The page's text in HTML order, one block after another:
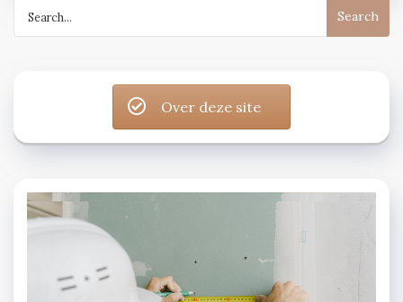
for:
Over deze site